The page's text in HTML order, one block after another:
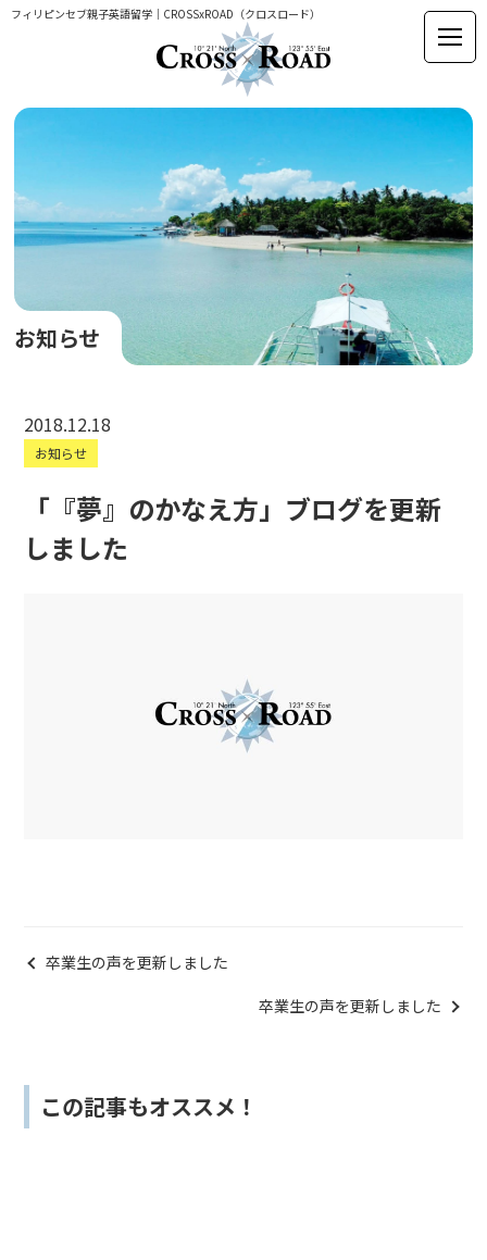
フィリピンセブ親子英語留学｜CROSSxROAD（クロスロード）
お知らせ
2018.12.18
お知らせ
「『夢』のかなえ方」ブログを更新
しました
卒業生の声を更新しました
卒業生の声を更新しました
この記事もオススメ！